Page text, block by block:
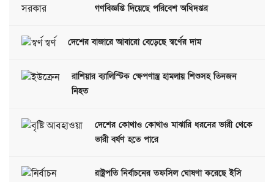
গণবিজ্ঞপ্তি দিয়েছে পরিবেশ অধিদপ্তর
দেশের বাজারে আবারো বেড়েছে স্বর্ণের দাম
রাশিয়ার ব্যালিস্টিক ক্ষেপণাস্ত্র হামলায় শিশুসহ তিনজন
নিহত
দেশের কোথাও কোথাও মাঝারি ধরনের ভারী থেকে
ভারী বর্ষণ হতে পারে
রাষ্ট্রপতি নির্বাচনের তফসিল ঘোষণা করেছে ইসি